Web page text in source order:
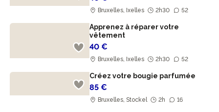
Bruxelles, Ixelles 2h30 52
Apprenez à réparer votre
vêtement
40 €
Bruxelles, Ixelles 2h30 52
Créez votre bougie parfumée
85 €
Bruxelles, Stockel 2h 16